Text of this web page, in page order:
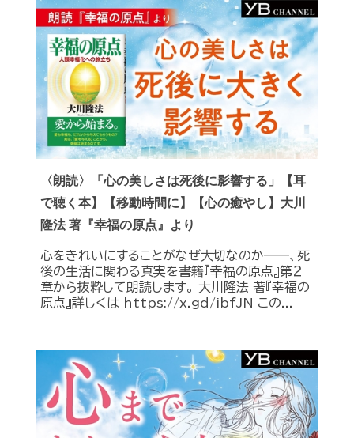
〈朗読〉「心の美しさは死後に影響する」【耳
で聴く本】【移動時間に】【心の癒やし】大川
隆法 著『幸福の原点』より
心をきれいにすることがなぜ大切なのか――、死
後の生活に関わる真実を書籍『幸福の原点』第２
章から抜粋して朗読します。 大川隆法 著『幸福の
原点』詳しくは https://x.gd/ibfJN この...